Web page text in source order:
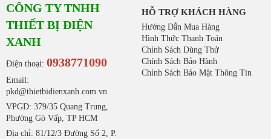
CÔNG TY TNHH
THIẾT BỊ ĐIỆN
XANH
Điện thoại: 0938771090
Email:
pkd@thietbidienxanh.com.vn
VPGD: 379/35 Quang Trung,
Phường Gò Vấp, TP HCM
Địa chỉ: 81/12/3 Đường Số 2, P.
HỖ TRỢ KHÁCH HÀNG
Hướng Dẫn Mua Hàng
Hình Thức Thanh Toán
Chính Sách Dùng Thử
Chính Sách Bảo Hành
Chính Sách Bảo Mật Thông Tin